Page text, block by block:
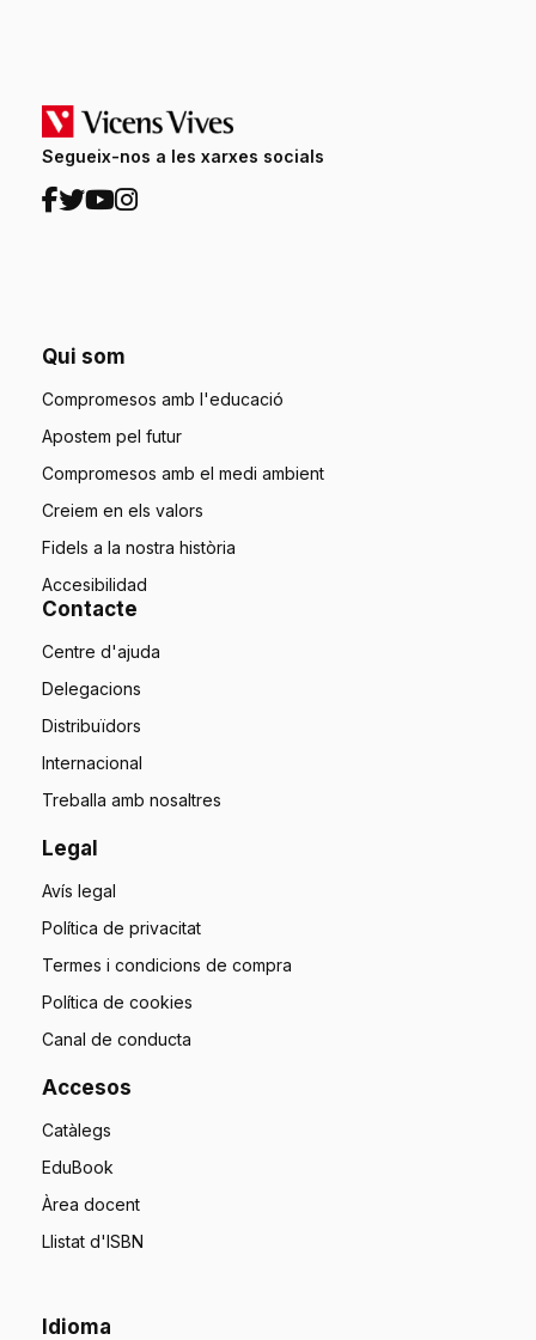
Segueix-nos a les xarxes socials
Qui som
Compromesos amb l'educació
Apostem pel futur
Compromesos amb el medi ambient
Creiem en els valors
Fidels a la nostra història
Accesibilidad
Contacte
Centre d'ajuda
Delegacions
Distribuïdors
Internacional
Treballa amb nosaltres
Legal
Avís legal
Política de privacitat
Termes i condicions de compra
Política de cookies
Canal de conducta
Accesos
Catàlegs
EduBook
Àrea docent
Llistat d'ISBN
Idioma